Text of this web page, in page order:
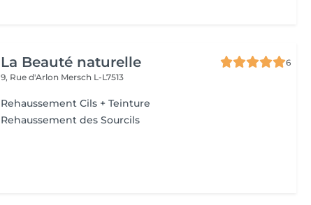
La Beauté naturelle
6
9, Rue d'Arlon Mersch L-L7513
Rehaussement Cils + Teinture
Rehaussement des Sourcils